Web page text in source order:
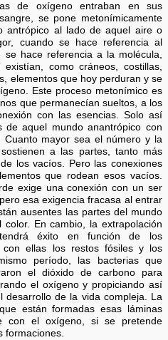
de oxígeno entraban en sus
se pone metonímicamente
antrópico al lado de aquel aire o
cuando se hace referencia al
se hace referencia a la molécula,
como cráneos, costillas,
elementos que hoy perduran y se
Este proceso metonímico es
que permanecían sueltos, a los
con las esencias. Solo así
de aquel mundo anantrópico con
Cuanto mayor sea el número y la
a las partes, tanto más
los vacíos. Pero las conexiones
que rodean esos vacíos.
exige una conexión con un ser
esa exigencia fracasa al entrar
ausentes las partes del mundo
En cambio, la extrapolación
éxito en función de los
con ellas los restos fósiles y los
período, las bacterias que
el dióxido de carbono para
el oxígeno y propiciando así
desarrollo de la vida compleja. La
están formadas esas láminas
con el oxígeno, si se pretende
formaciones.